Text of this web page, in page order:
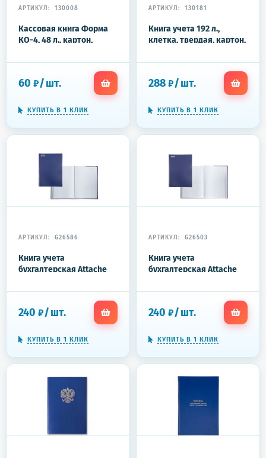
АРТИКУЛ: 130008
Кассовая книга Форма
КО-4, 48 л., картон,
альбомная, А4 (290х200
60 ₽/шт.
КУПИТЬ В 1 КЛИК
АРТИКУЛ: 130181
Книга учета 192 л.,
клетка, твердая, картон,
200х290 мм, STAFF, 130181
288 ₽/шт.
КУПИТЬ В 1 КЛИК
АРТИКУЛ: G26586
Книга учета
бухгалтерская Attache
клетку на сшивке
(обложка - бумвинил)
240 ₽/шт.
КУПИТЬ В 1 КЛИК
АРТИКУЛ: G26503
Книга учета
бухгалтерская Attache
линейку на сшивке
(обложка - бумвинил)
240 ₽/шт.
КУПИТЬ В 1 КЛИК